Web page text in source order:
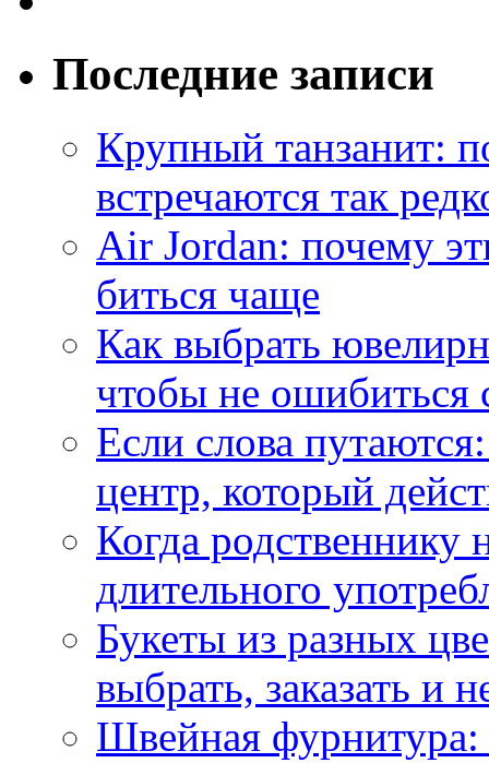
Последние записи
Крупный танзанит:
встречаются так
Air Jordan: почему
биться чаще
Как выбрать
чтобы не ошибиться
Если слова
центр, который
Когда
длительного
Букеты из разных
выбрать, заказать и
Швейная фурнитура: